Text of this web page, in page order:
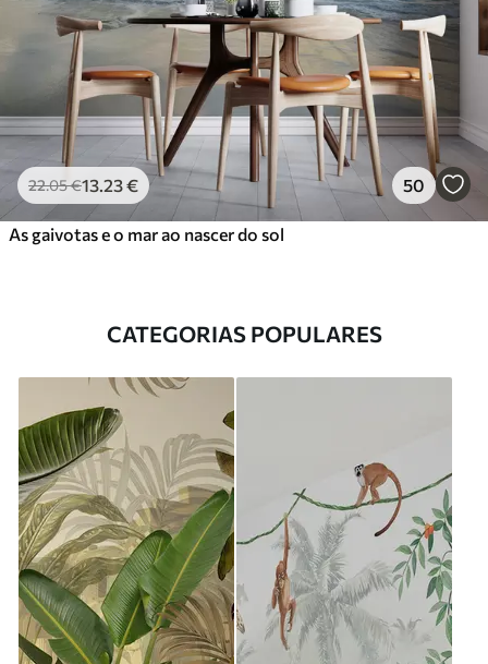
22.05€13 .23€ 50
As gaivotas e o mar ao nascer do sol
CATEGORIAS POPULARES